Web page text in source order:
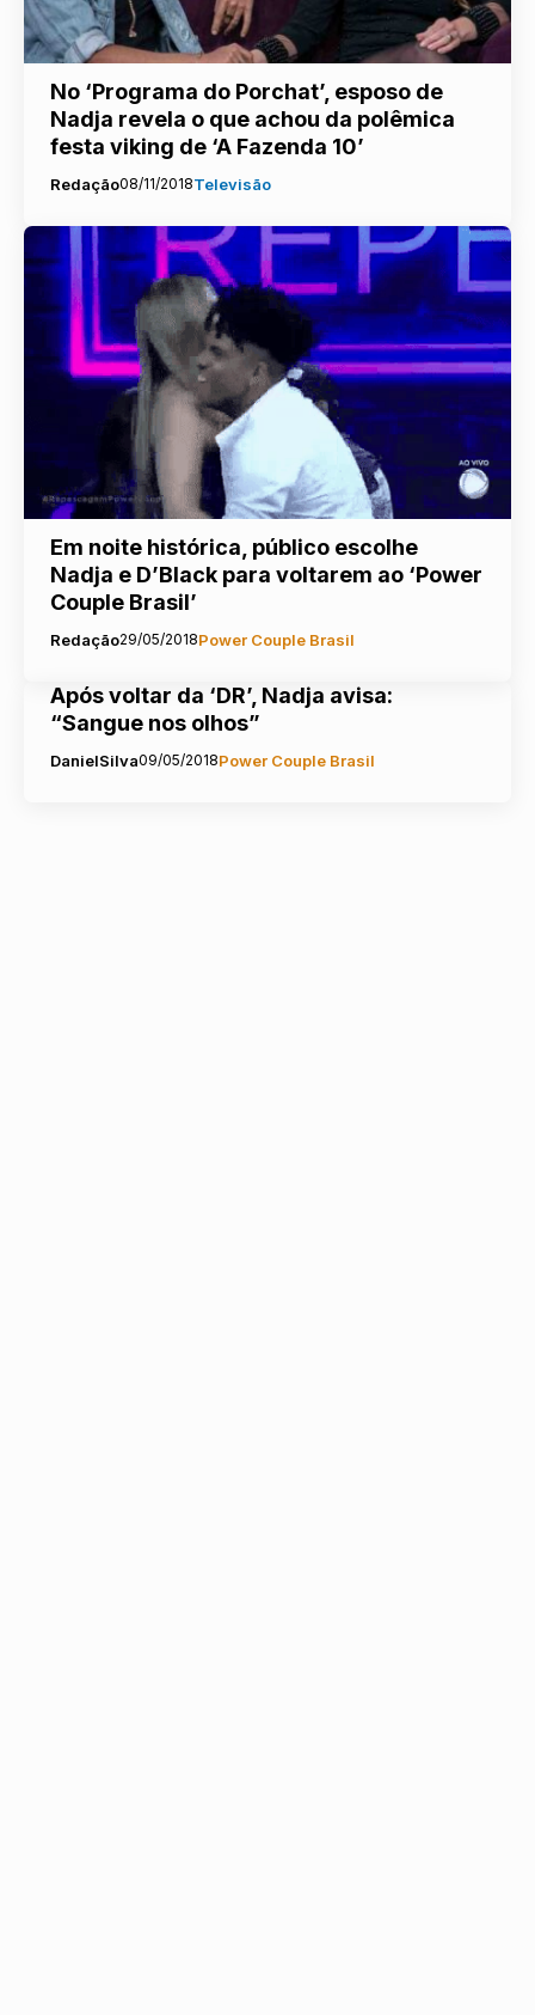
No ‘Programa do Porchat’, esposo de
Nadja revela o que achou da polêmica
festa viking de ‘A Fazenda 10’
Redação08/11/2018Televisão
Em noite histórica, público escolhe
Nadja e D’Black para voltarem ao ‘Power
Couple Brasil’
Redação29/05/2018Power Couple Brasil
Após voltar da ‘DR’, Nadja avisa:
“Sangue nos olhos”
DanielSilva09/05/2018Power Couple Brasil